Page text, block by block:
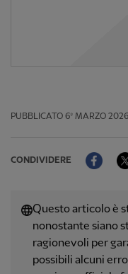
PUBBLICATO 6º MARZO 2026
CONDIVIDERE
Questo articolo è
nonostante siano
ragionevoli per
possibili alcuni